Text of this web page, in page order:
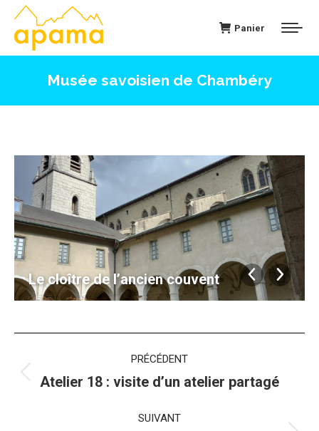
Panier
Musée savoisien de Chambéry
Le cloître de l’ancien couvent
album
PRÉCÉDENT
Album
:
Atelier 18 : visite d’un atelier partagé
SUIVANT